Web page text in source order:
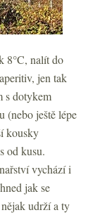
8°C, nalít do
jen tak
s dotykem
(nebo ještě lépe
kousky
od kusu.
vychází i
jak se
udrží a ty